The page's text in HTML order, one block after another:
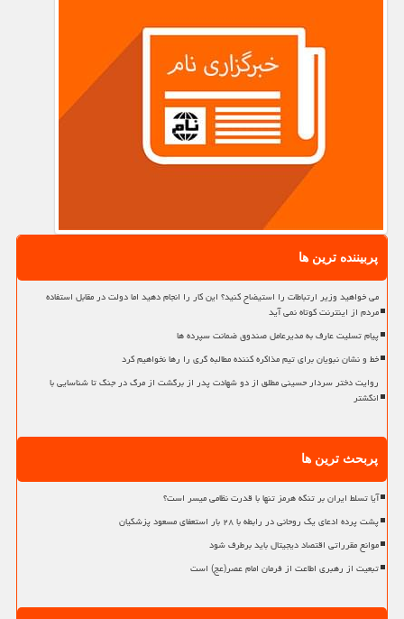
پربیننده ترین ها
می خواهید وزیر ارتباطات را استیضاح کنید؟ این کار را انجام دهید اما دولت در مقابل استفاده
مردم از اینترنت کوتاه نمی آید
پیام تسلیت عارف به مدیرعامل صندوق ضمانت سپرده ها
خط و نشان نبویان برای تیم مذاکره کننده مطالبه گری را رها نخواهیم کرد
روایت دختر سردار حسینی مطلق از دو شهادت پدر از برگشت از مرگ در جنگ تا شناسایی با
انگشتر
پربحث ترین ها
آیا تسلط ایران بر تنگه هرمز تنها با قدرت نظامی میسر است؟
پشت پرده ادعای یک روحانی در رابطه با ۲۸ بار استعفای مسعود پزشکیان
موانع مقرراتی اقتصاد دیجیتال باید برطرف شود
تبعیت از رهبری اطاعت از فرمان امام عصر(عج) است